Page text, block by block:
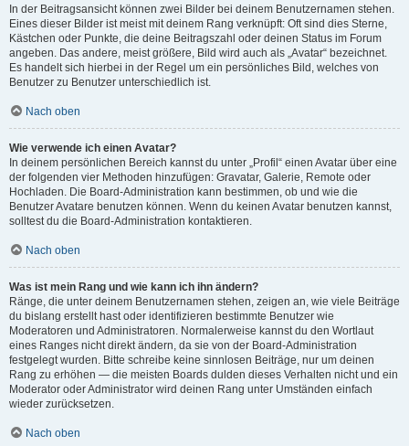
In der Beitragsansicht können zwei Bilder bei deinem Benutzernamen stehen.
Eines dieser Bilder ist meist mit deinem Rang verknüpft: Oft sind dies Sterne,
Kästchen oder Punkte, die deine Beitragszahl oder deinen Status im Forum
angeben. Das andere, meist größere, Bild wird auch als „Avatar“ bezeichnet.
Es handelt sich hierbei in der Regel um ein persönliches Bild, welches von
Benutzer zu Benutzer unterschiedlich ist.
Nach oben
Wie verwende ich einen Avatar?
In deinem persönlichen Bereich kannst du unter „Profil“ einen Avatar über eine
der folgenden vier Methoden hinzufügen: Gravatar, Galerie, Remote oder
Hochladen. Die Board-Administration kann bestimmen, ob und wie die
Benutzer Avatare benutzen können. Wenn du keinen Avatar benutzen kannst,
solltest du die Board-Administration kontaktieren.
Nach oben
Was ist mein Rang und wie kann ich ihn ändern?
Ränge, die unter deinem Benutzernamen stehen, zeigen an, wie viele Beiträge
du bislang erstellt hast oder identifizieren bestimmte Benutzer wie
Moderatoren und Administratoren. Normalerweise kannst du den Wortlaut
eines Ranges nicht direkt ändern, da sie von der Board-Administration
festgelegt wurden. Bitte schreibe keine sinnlosen Beiträge, nur um deinen
Rang zu erhöhen — die meisten Boards dulden dieses Verhalten nicht und ein
Moderator oder Administrator wird deinen Rang unter Umständen einfach
wieder zurücksetzen.
Nach oben